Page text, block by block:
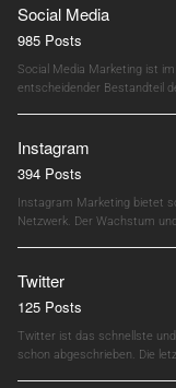
Social Media
985 Posts
Social Media Marketing ist
entscheidender Bestandteil
Instagram
394 Posts
Instagram Marketing bietet
Netzwerk. Der Wachstum
Twitter
125 Posts
Twitter ist das schnellste
schon abgeschrieben. Die